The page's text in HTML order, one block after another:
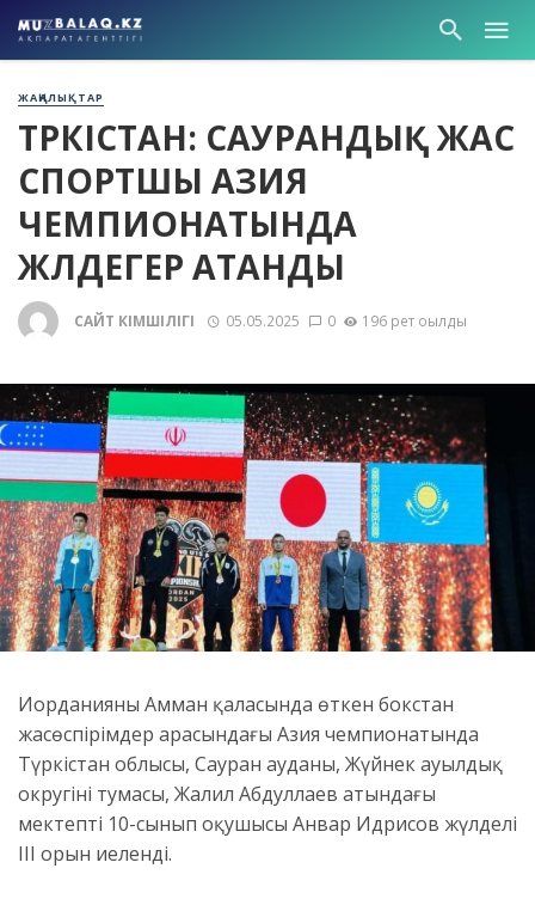
ЖАҢАЛЫҚТАР
ТҮРКІСТАН: САУРАНДЫҚ ЖАС
СПОРТШЫ АЗИЯ
ЧЕМПИОНАТЫНДА
ЖҮЛДЕГЕР АТАНДЫ
САЙТ ӘКІМШІЛІГІ 05.05.2025 0 196 рет оқылды
Иорданияның Амман қаласында өткен бокстан
жасөспірімдер арасындағы Азия чемпионатында
Түркістан облысы, Сауран ауданы, Жүйнек ауылдық
округінің тумасы, Жалил Абдуллаев атындағы
мектептің 10-сынып оқушысы Анвар Идрисов жүлделі
ІІІ орын иеленді.